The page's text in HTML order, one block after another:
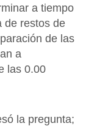
a tiempo
de restos de
de las
a
las 0.00
la pregunta;